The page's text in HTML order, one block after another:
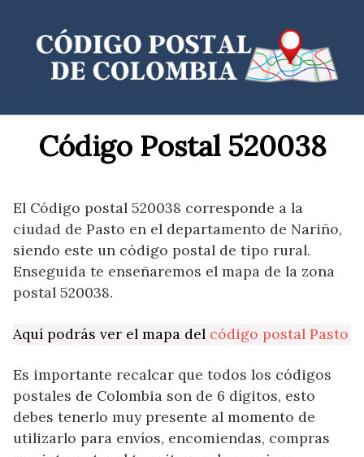
contenido
Código Postal 520038
El Código postal 520038 corresponde a la
ciudad de Pasto en el departamento de Nariño,
siendo este un código postal de tipo rural.
Enseguida te enseñaremos el mapa de la zona
postal 520038.
Aquí podrás ver el mapa del código postal Pasto
Es importante recalcar que todos los códigos
postales de Colombia son de 6 dígitos, esto
debes tenerlo muy presente al momento de
utilizarlo para envíos, encomiendas, compras